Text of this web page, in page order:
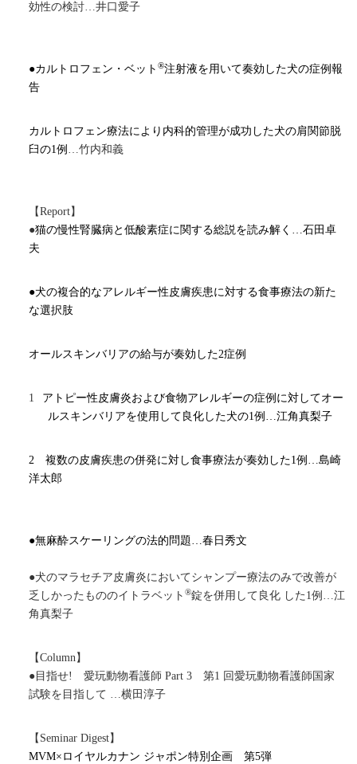
効性の検討…井口愛子
●カルトロフェン・ベット ®注射液を用いて奏効した犬の症例報
告
カルトロフェン療法により内科的管理が成功した犬の肩関節脱
臼の1例 …竹内和義
【Report】
●猫の慢性腎臓病と低酸素症に関する総説を読み解く…石田卓
夫
●犬の複合的なアレルギー性皮膚疾患に対する食事療法の新た
な選択肢
オールスキンバリアの給与が奏効した2症例
1
アトピー性皮膚炎および食物アレルギーの症例に対してオー
ルスキンバリアを使用して良化した犬の1例…江角真梨子
2 複数の皮膚疾患の併発に対し食事療法が奏効した1例…島崎
洋太郎
●無麻酔スケーリングの法的問題…春日秀文
●犬のマラセチア皮膚炎においてシャンプー療法のみで改善が
乏しかったもののイトラベット ®錠を併用して良化 した 1例…江
角真梨子
【Column】
●目指せ! 愛玩動物看護師 Part 3 第1 回愛玩動物看護師国家
試験を目指して …横田淳子
【 Seminar Digest】
MVM× ロイヤルカナン ジャポン特別企画 第5弾